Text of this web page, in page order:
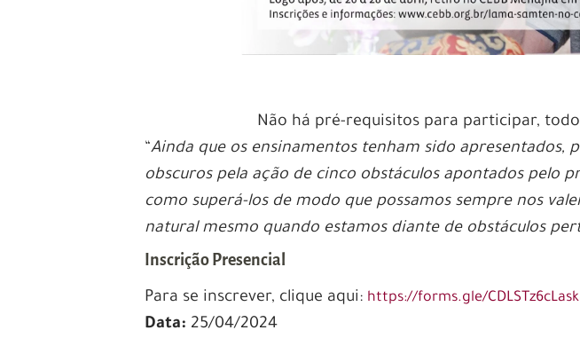
Não há pré-requisitos para participar,
“Ainda que os ensinamentos tenham sido apresentados,
obscuros pela ação de cinco obstáculos apontados pelo
como superá-los de modo que possamos sempre nos
natural mesmo quando estamos diante de obstáculos
Inscrição Presencial
Para se inscrever, clique aqui: https://forms.gle/
Data: 25/04/2024